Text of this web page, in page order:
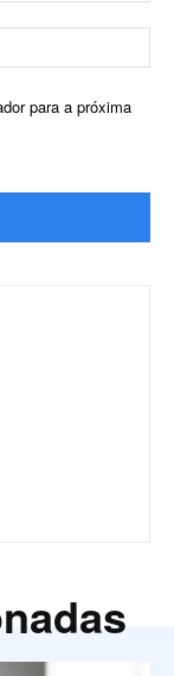
para a próxima